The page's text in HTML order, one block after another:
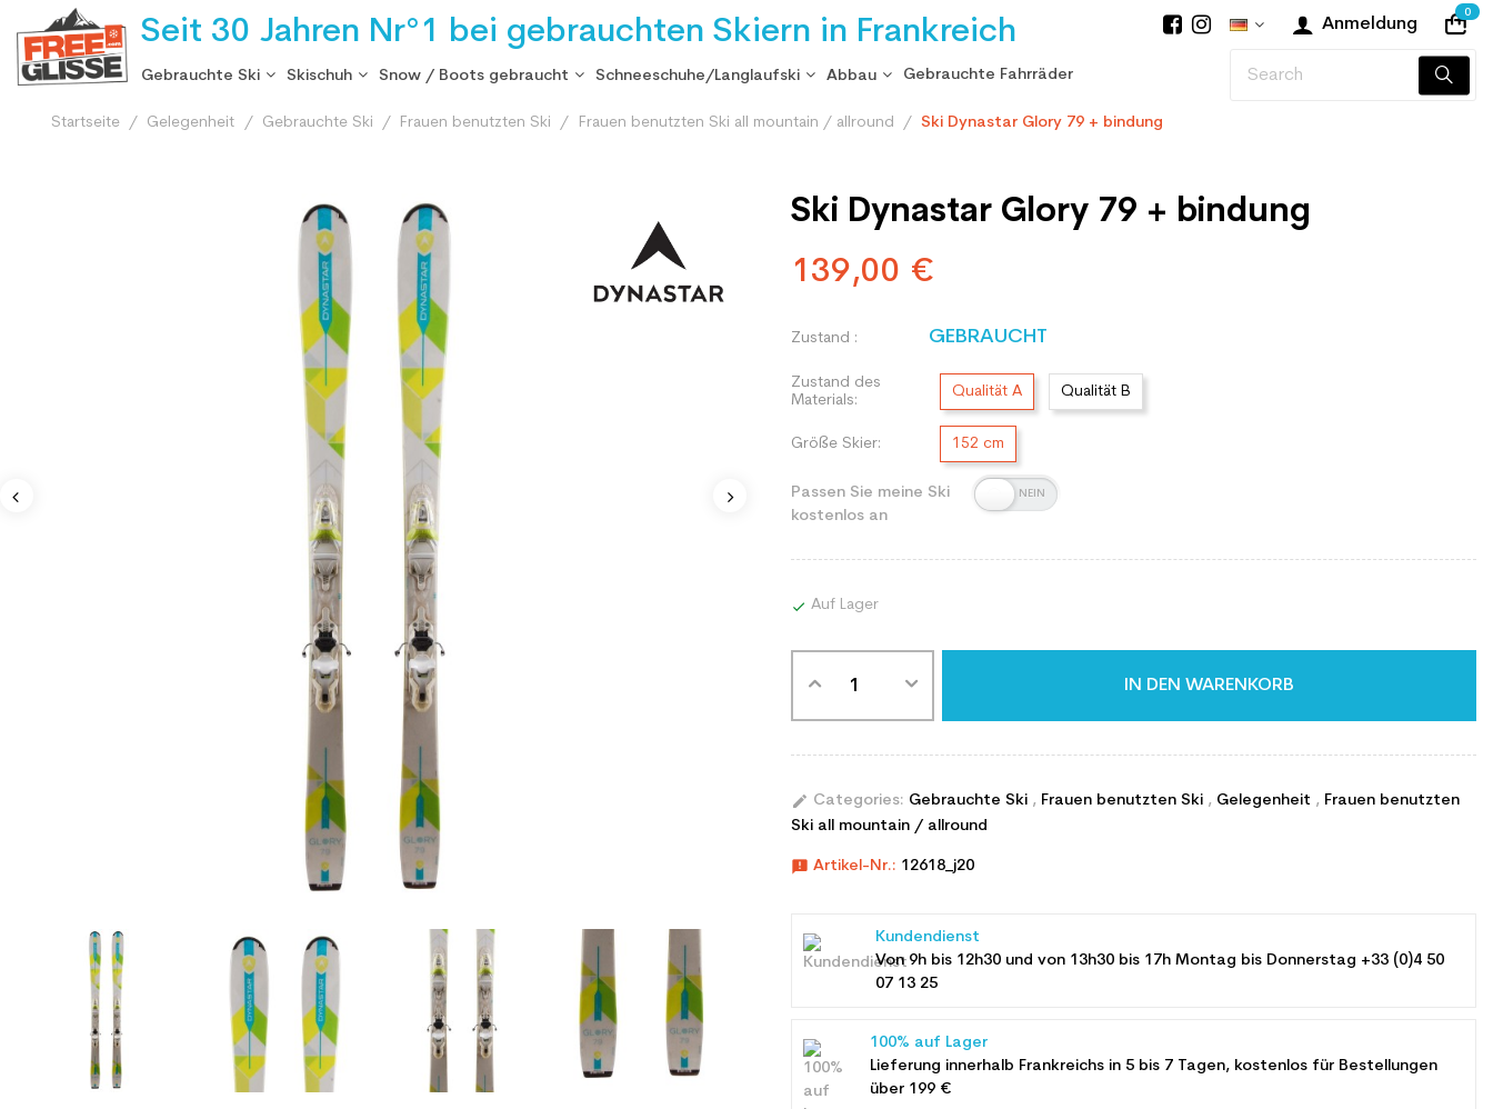
Seit 30 Jahren Nr°1 bei gebrauchten Skiern in Frankreich Anmeldung
0
Gebrauchte Ski Skischuh Snow / Boots gebraucht Schneeschuhe/Langlaufski Abbau Gebrauchte Fahrräder
Startseite Gelegenheit Gebrauchte Ski Frauen benutzten Ski Frauen benutzten Ski all mountain / allround Ski Dynastar Glory 79 + bindung
Ski Dynastar Glory 79 + bindung
139,00 €
Zustand : GEBRAUCHT
Zustand des
Materials:
Qualität A Qualität B
Größe Skier: 152 cm
Passen Sie meine Ski
kostenlos an
 Auf Lager
IN DEN WARENKORB
edit Categories: Gebrauchte Ski , Frauen benutzten Ski , Gelegenheit , Frauen benutzten
Ski all mountain / allround
announcement Artikel-Nr.: 12618_j20
Kundendienst
Von 9h bis 12h30 und von 13h30 bis 17h Montag bis Donnerstag +33 (0)4 50
07 13 25
100% auf Lager
Lieferung innerhalb Frankreichs in 5 bis 7 Tagen, kostenlos für Bestellungen
über 199 €